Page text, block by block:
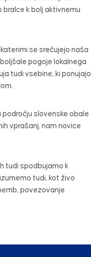
k bolj aktivnemu
se srečujejo naša
pogoje lokalnega
tudi vsebine, ki ponujajo
področju slovenske obale
vprašanj, nam novice
tudi spodbujamo k
tudi, kot živo
povezovanje